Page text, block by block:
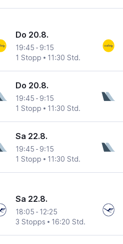
Do 20.8.
19:45 - 9:15
1 Stopp
11:30 Std.
Do 20.8.
19:45 - 9:15
1 Stopp
11:30 Std.
Sa 22.8.
19:45 - 9:15
1 Stopp
11:30 Std.
Sa 22.8.
18:05 - 12:25
3 Stopps
16:20 Std.